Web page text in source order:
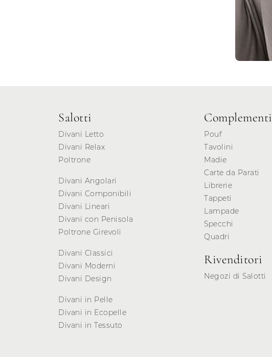
Salotti
Divani Letto
Divani Relax
Poltrone
Divani Angolari
Divani Componibili
Divani Lineari
Divani con Penisola
Poltrone Girevoli
Divani Classici
Divani Moderni
Divani Design
Divani in Pelle
Divani in Ecopelle
Divani in Tessuto
Complementi
Pouf
Tavolini
Madie
Carte da Parati
Librerie
Tappeti
Lampade
Specchi
Quadri
Rivenditori
Negozi di Salotti